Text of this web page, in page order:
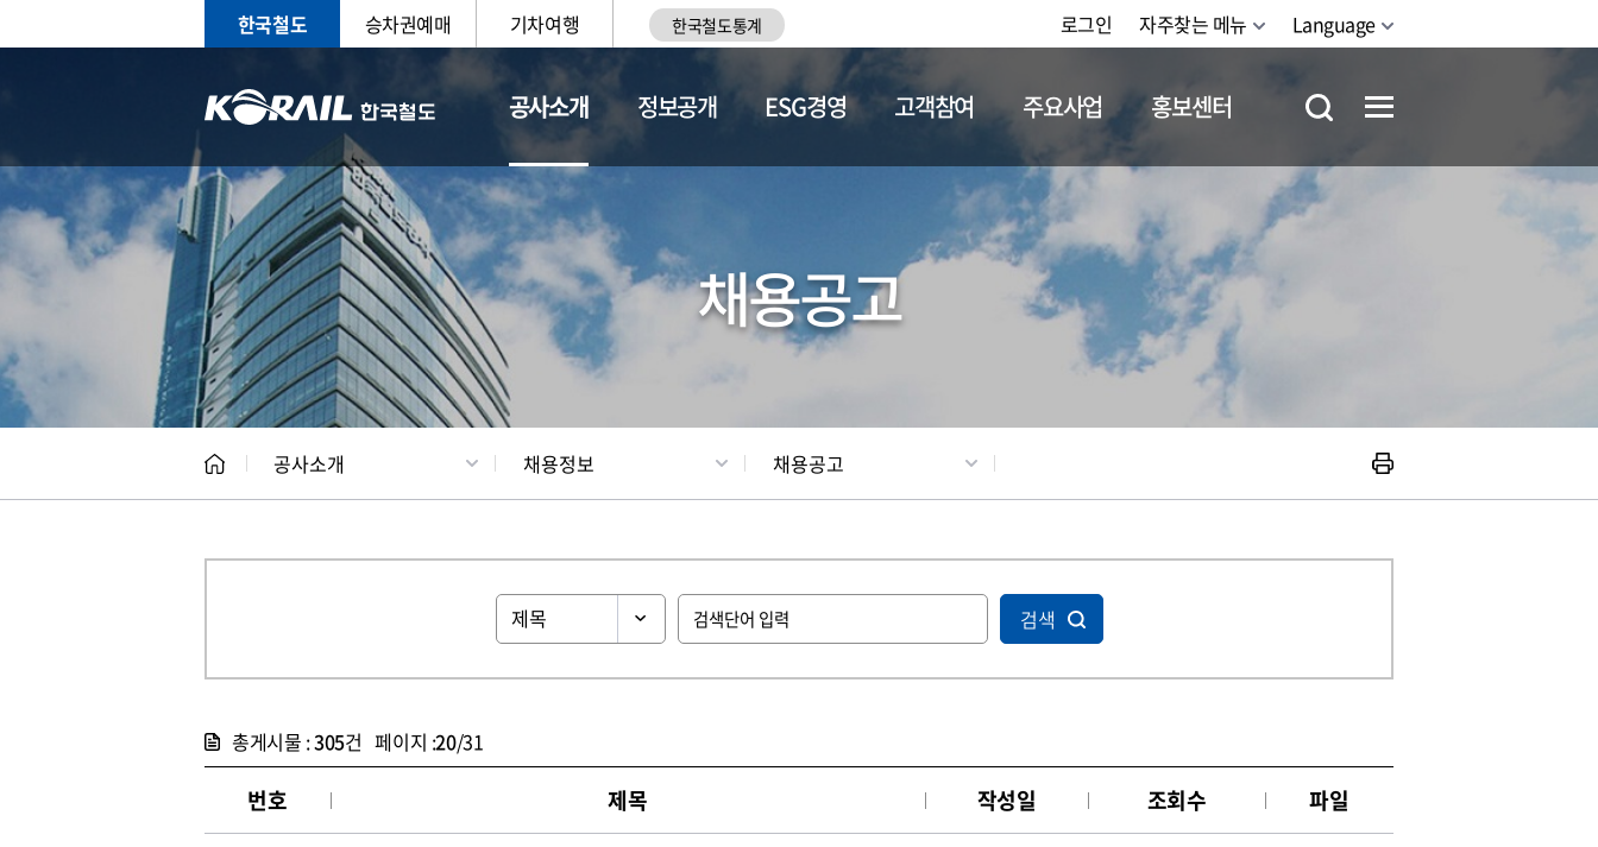
한국철도 승차권예매 기차여행 한국철도통계 로그인 자주찾는 메뉴 Language
공사소개
CEO 일반현황 채용정보
정보공개 ESG경영 고객참여 주요사업 홍보센터
채용공고
공사소개 채용정보 채용공고
검색
총게시물 :305건 페이지 :20/31
번호 제목 작성일 조회수 파일